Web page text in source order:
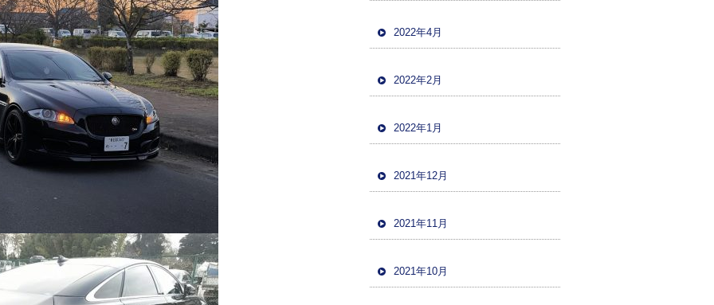
2022年4月
2022年2月
2022年1月
2021年12月
2021年11月
2021年10月